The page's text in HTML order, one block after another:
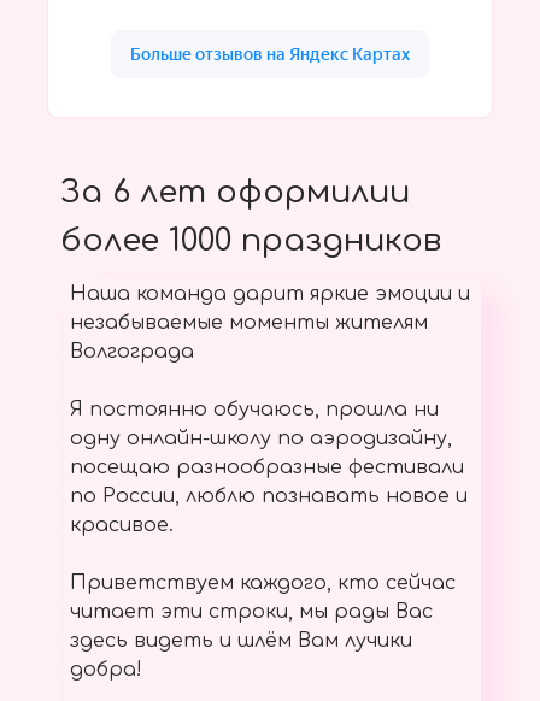
За 6 лет оформилии
более 1000 праздников
Наша команда дарит яркие эмоции и
незабываемые моменты жителям
Волгограда
Я постоянно обучаюсь, прошла ни
одну онлайн-школу по аэродизайну,
посещаю разнообразные фестивали
по России, люблю познавать новое и
красивое.
Приветствуем каждого, кто сейчас
читает эти строки, мы рады Вас
здесь видеть и шлём Вам лучики
добра!